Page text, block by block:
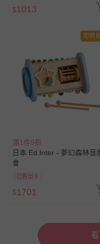
$1013
即將
滿1件9折
日本 Ed.Inter - 夢幻森林音
會
已售出 9
$1701